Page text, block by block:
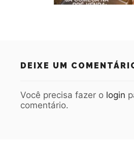
DEIXE UM
Você precisa fazer o login
comentário.